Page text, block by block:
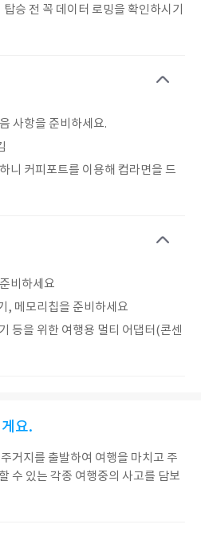
승 전 꼭 데이터 로밍을 확인하시기
사항을 준비하세요.
니 커피포트를 이용해 컵라면을 드
비하세요
, 메모리칩을 준비하세요
등을 위한 여행용 멀티 어댑터(콘센
요.
거지를 출발하여 여행을 마치고 주
수 있는 각종 여행중의 사고를 담보